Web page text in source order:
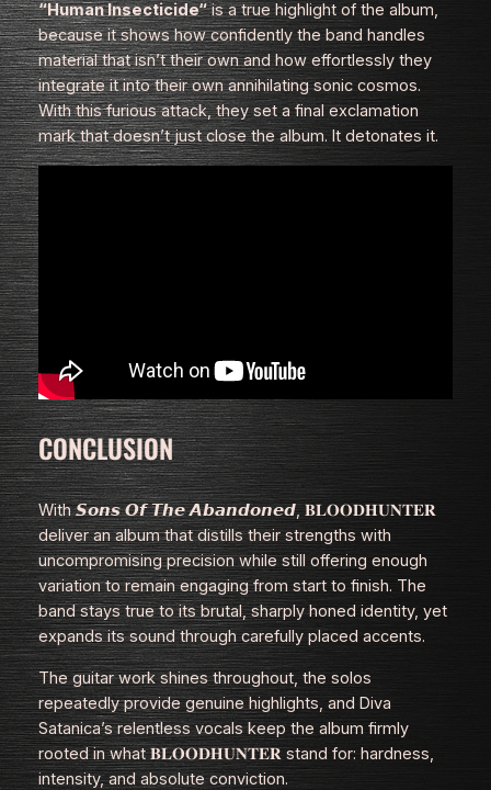
“Human Insecticide“is a true highlight of the album,
because it shows how confidently the band handles
material that isn’t their own and how effortlessly they
integrate it into their own annihilating sonic cosmos.
With this furious attack, they set a final exclamation
mark that doesn’t just close the album. It detonates it.
CONCLUSION
With 𝙎𝙤𝙣𝙨 𝙊𝙛 𝙏𝙝𝙚 𝘼𝙗𝙖𝙣𝙙𝙤𝙣𝙚𝙙, 𝐁𝐋𝐎𝐎𝐃𝐇𝐔𝐍𝐓𝐄𝐑
deliver an album that distills their strengths with
uncompromising precision while still offering enough
variation to remain engaging from start to finish. The
band stays true to its brutal, sharply honed identity, yet
expands its sound through carefully placed accents.
The guitar work shines throughout, the solos
repeatedly provide genuine highlights, and Diva
Satanica’s relentless vocals keep the album firmly
rooted in what 𝐁𝐋𝐎𝐎𝐃𝐇𝐔𝐍𝐓𝐄𝐑 stand for: hardness,
intensity, and absolute conviction.